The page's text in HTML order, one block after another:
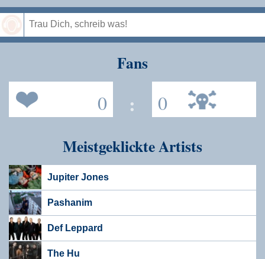
Fans
0 : 0
Meistgeklickte Artists
Jupiter Jones
Pashanim
Def Leppard
The Hu